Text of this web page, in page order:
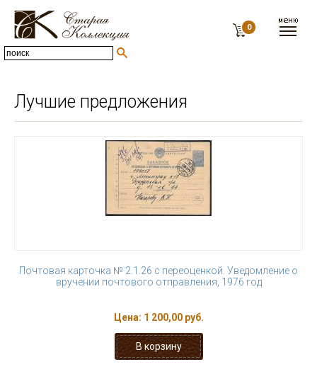
0
Лучшие предложения
Почтовая карточка № 2.1.26 с переоценкой. Уведомление о
вручении почтового отправления, 1976 год
Цена: 1 200,00 руб.